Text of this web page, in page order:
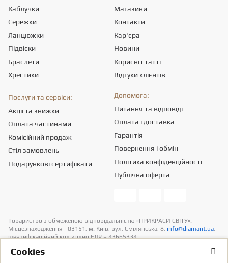
Каблучки
Сережки
Ланцюжки
Підвіски
Браслети
Хрестики
Магазини
Контакти
Кар'єра
Новини
Корисні статті
Відгуки клієнтів
Послуги та сервіси:
Акції та знижки
Оплата частинами
Комісійний продаж
Стіл замовлень
Подарункові сертифікати
Допомога:
Питання та відповіді
Оплата і доставка
Гарантія
Повернення і обмін
Політика конфіденційності
Публічна оферта
Товариство з обмеженою вiдповiдальнiстю «ПРИКРАСИ СВІТУ».
Місцезнаходження - 03151, м. Київ, вул. Смілянська, 8, info@diamant.ua,
ідентифікаційний код згідно ЄДР – 43665334.
Інформація про вартість доставки міститься у розділі «Оплата та
доставка». У розрахунок вартості товарів податків не включено
Сookies